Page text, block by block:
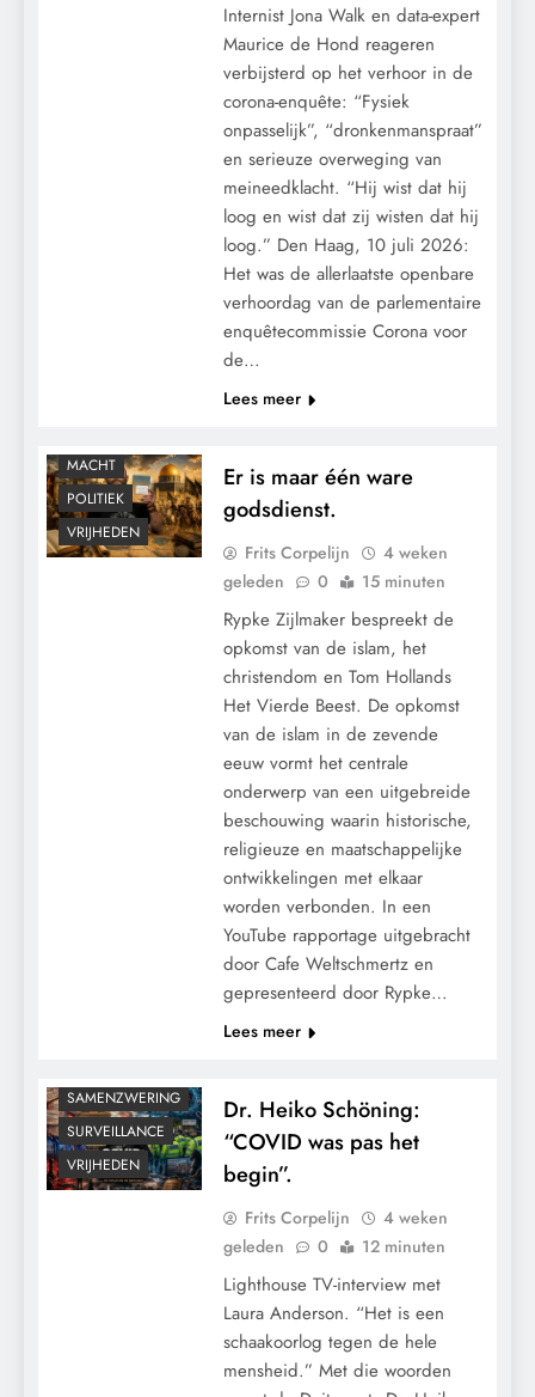
Internist Jona Walk en data-expert
Maurice de Hond reageren
verbijsterd op het verhoor in de
corona-enquête: “Fysiek
onpasselijk”, “dronkenmanspraat”
en serieuze overweging van
meineedklacht. “Hij wist dat hij
loog en wist dat zij wisten dat hij
loog.” Den Haag, 10 juli 2026:
Het was de allerlaatste openbare
verhoordag van de parlementaire
enquêtecommissie Corona voor
de…
Lees meer
MACHT
POLITIEK
VRIJHEDEN
Er is maar één ware
godsdienst.
Frits Corpelijn
4 weken
geleden
0 15 minuten
Rypke Zijlmaker bespreekt de
opkomst van de islam, het
christendom en Tom Hollands
Het Vierde Beest. De opkomst
van de islam in de zevende
eeuw vormt het centrale
onderwerp van een uitgebreide
beschouwing waarin historische,
religieuze en maatschappelijke
ontwikkelingen met elkaar
worden verbonden. In een
YouTube rapportage uitgebracht
door Cafe Weltschmertz en
gepresenteerd door Rypke…
Lees meer
SAMENZWERING
SURVEILLANCE
VRIJHEDEN
Dr. Heiko Schöning:
“COVID was pas het
begin”.
Frits Corpelijn
4 weken
geleden
0 12 minuten
Lighthouse TV-interview met
Laura Anderson. “Het is een
schaakoorlog tegen de hele
mensheid.” Met die woorden